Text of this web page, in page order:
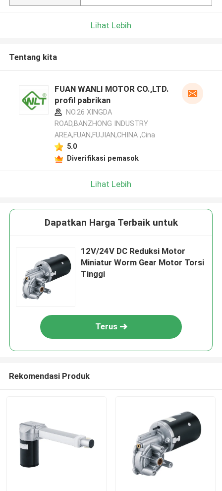
Lihat Lebih
Tentang kita
FUAN WANLI MOTOR CO.,LTD.
profil pabrikan
NO.26 XINGDA
ROAD,BANZHONG INDUSTRY
AREA,FUAN,FUJIAN,CHINA ,Cina
5.0
Diverifikasi pemasok
Lihat Lebih
Dapatkan Harga Terbaik untuk
12V/24V DC Reduksi Motor
Miniatur Worm Gear Motor Torsi
Tinggi
Terus
Rekomendasi Produk